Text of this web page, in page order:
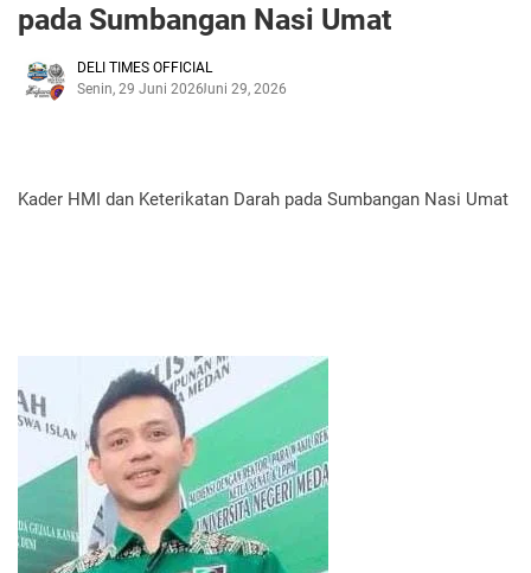
pada Sumbangan Nasi Umat
DELI TIMES OFFICIAL
Senin, 29 Juni 2026Juni 29, 2026
Kader HMI dan Keterikatan Darah pada Sumbangan Nasi Umat